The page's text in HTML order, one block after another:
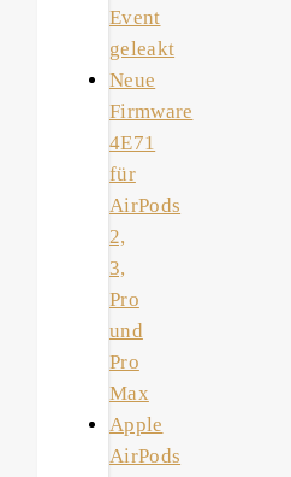
Event
geleakt
Neue
Firmware
4E71
für
AirPods
2,
3,
Pro
und
Pro
Max
Apple
AirPods